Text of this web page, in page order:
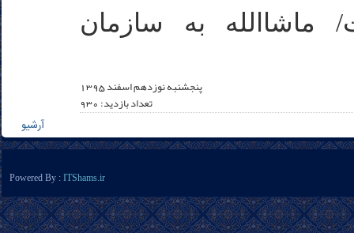
ماشاالله به سازمان
پنجشنبه نوزدهم اسفند 1395
تعداد بازدید: 930
آرشیو
Powered By : ITShams.ir